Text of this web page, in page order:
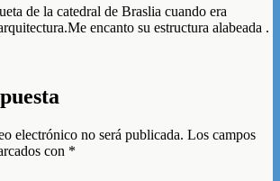
de la catedral de Braslia cuando era
encanto su estructura alabeada .
electrónico no será publicada. Los campos
con *